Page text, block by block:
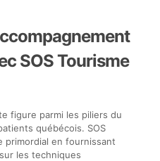
SOS Tourisme
figure parmi les piliers du
québécois. SOS
primordial en fournissant
les techniques